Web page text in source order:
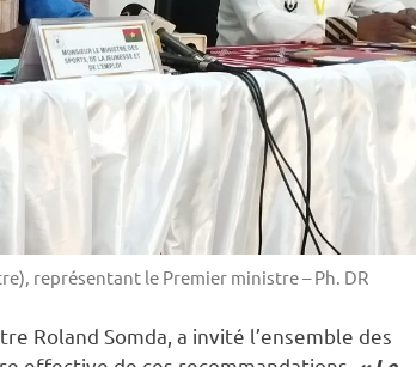
représentant le Premier ministre – Ph. DR
Roland Somda, a invité l’ensemble des